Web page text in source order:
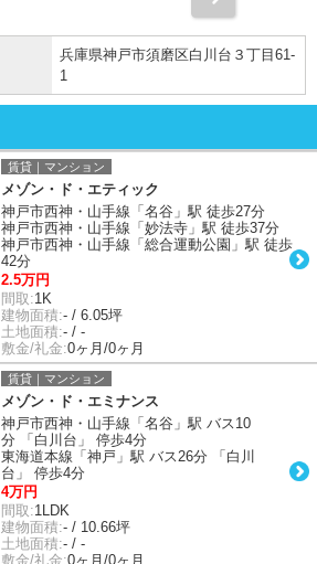
兵庫県神戸市須磨区白川台３丁目61-
1
賃貸｜マンション
メゾン・ド・エティック
神戸市西神・山手線「名谷」駅 徒歩27分
神戸市西神・山手線「妙法寺」駅 徒歩37分
神戸市西神・山手線「総合運動公園」駅 徒歩
42分
2.5万円
間取:1K
建物面積:- / 6.05坪
土地面積:- / -
敷金/礼金:0ヶ月/0ヶ月
賃貸｜マンション
メゾン・ド・エミナンス
神戸市西神・山手線「名谷」駅 バス10
分 「白川台」 停歩4分
東海道本線「神戸」駅 バス26分 「白川
台」 停歩4分
4万円
間取:1LDK
建物面積:- / 10.66坪
土地面積:- / -
敷金/礼金:0ヶ月/0ヶ月